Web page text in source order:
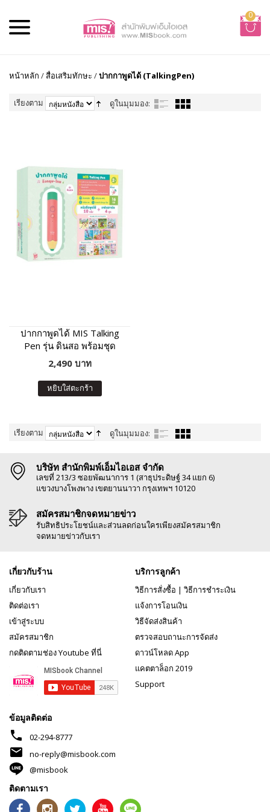
0
หน้าหลัก /สื่อเสริมทักษะ /ปากกาพูดได้ (TalkingPen)
เรียงตาม ดูในมุมมอง:
ปากกาพูดได้ MIS Talking
Pen รุ่น ดินสอ พร้อมชุด
หนังสือเสริมภาษา พัฒนา IQ
2,490 บาท
หยิบใส่ตะกร้า
เรียงตาม ดูในมุมมอง:
บริษัท สำนักพิมพ์เอ็มไอเอส จำกัด
เลขที่ 213/3 ซอยพัฒนาการ 1 (สาธุประดิษฐ์ 34 แยก 6)
แขวงบางโพงพาง เขตยานนาวา กรุงเทพฯ 10120
สมัครสมาชิกจดหมายข่าว
รับสิทธิประโยชน์และส่วนลดก่อนใครเพียงสมัครสมาชิก
จดหมายข่าวกับเรา
เกี่ยวกับร้าน
เกี่ยวกับเรา
ติดต่อเรา
เข้าสู่ระบบ
สมัครสมาชิก
กดติดตามช่อง Youtube ที่นี่
บริการลูกค้า
วิธีการสั่งซื้อ | วิธีการชำระเงิน
แจ้งการโอนเงิน
วิธีจัดส่งสินค้า
ตรวจสอบถานะการจัดส่ง
ดาวน์โหลด App
แคตตาล็อก 2019
Support
ข้อมูลติดต่อ
phone 02-294-8777
mail
no-reply@misbook.com
@misbook
ติดตามเรา